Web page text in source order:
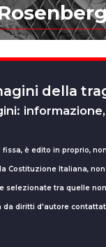
della
è edito in proprio,
Costituzione Italiana,
selezionate tra quelle
diritti d'autore